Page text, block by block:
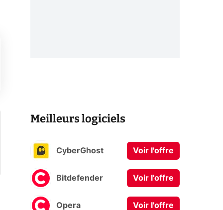
Meilleurs logiciels
CyberGhost Voir l'offre
Bitdefender Voir l'offre
Opera Voir l'offre